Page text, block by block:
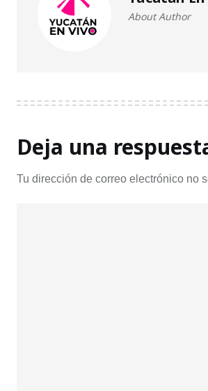
About Author
Deja una
Tu dirección de correo electrónico no